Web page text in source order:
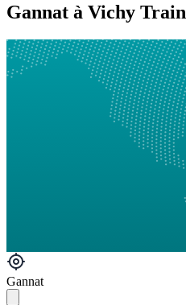
Gannat à Vichy Train
Gannat